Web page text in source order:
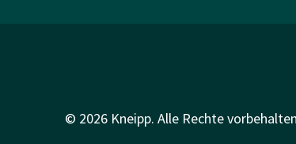
© 2026 Kneipp. Alle Rechte